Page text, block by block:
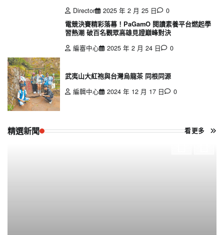
Director
2025 年 2 月 25 日
0
電競決賽精彩落幕！PaGamO 閱讀素養平台燃起學
習熱潮 破百名觀眾高雄見證巔峰對決
編審中心
2025 年 2 月 24 日 0
武夷山大紅袍與台灣烏龍茶 同根同源
編輯中心
2024 年 12 月 17 日 0
精選新聞 看更多